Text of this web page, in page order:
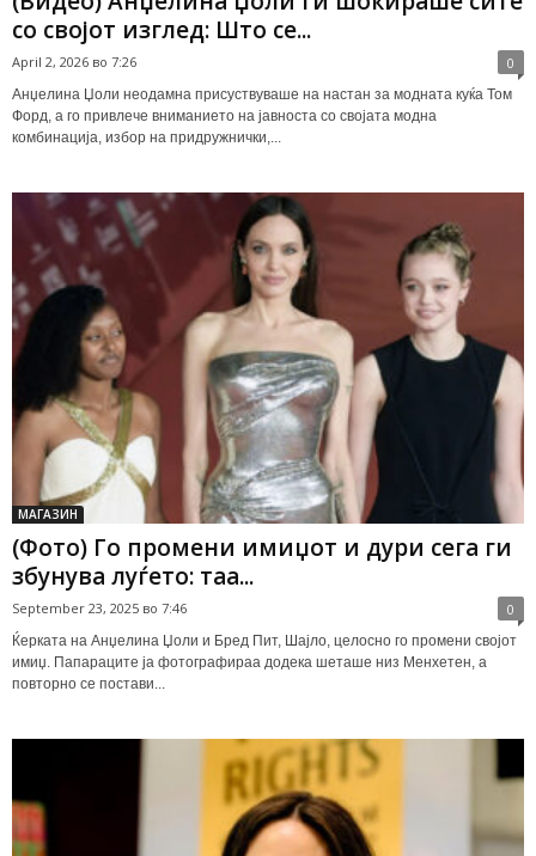
со својот изглед: Што се...
April 2, 2026 во 7:26 0
Анџелина Џоли неодамна присуствуваше на настан за модната куќа Том
Форд, а го привлече вниманието на јавноста со својата модна
комбинација, избор на придружнички,...
МАГАЗИН
(Фото) Го промени имиџот и дури сега ги
збунува луѓето: таа...
September 23, 2025 во 7:46 0
Ќерката на Анџелина Џоли и Бред Пит, Шајло, целосно го промени својот
имиџ. Папараците ја фотографираа додека шеташе низ Менхетен, а
повторно се постави...